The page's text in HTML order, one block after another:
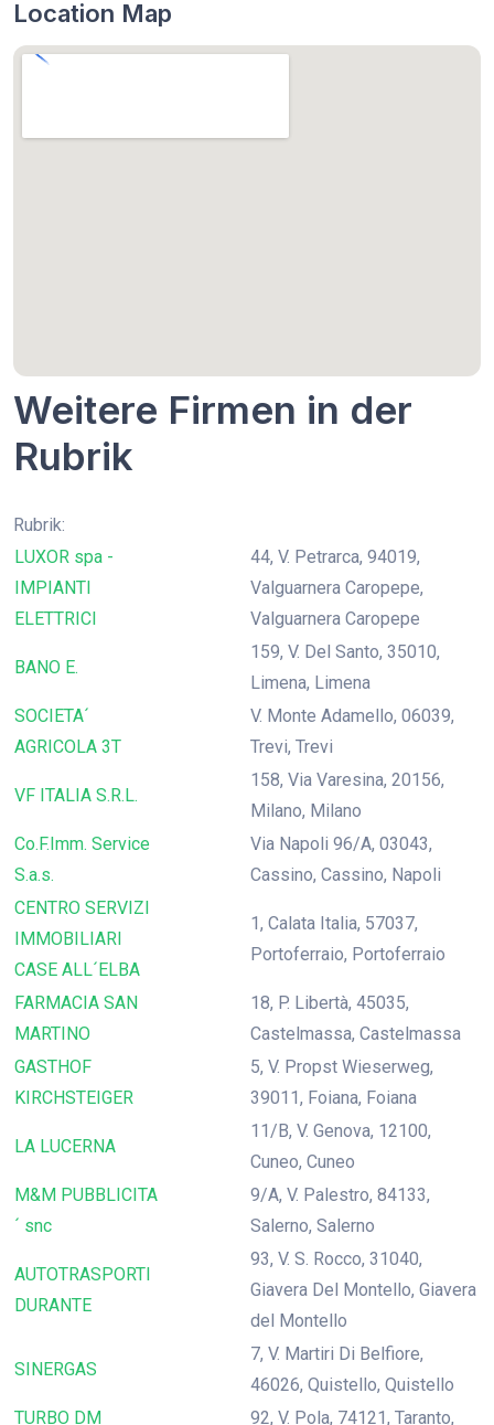
Location Map
Weitere Firmen in der
Rubrik
Rubrik:
LUXOR spa -
IMPIANTI
ELETTRICI
44, V. Petrarca, 94019,
Valguarnera Caropepe,
Valguarnera Caropepe
BANO E.
159, V. Del Santo, 35010,
Limena, Limena
SOCIETA´
AGRICOLA 3T
V. Monte Adamello, 06039,
Trevi, Trevi
VF ITALIA S.R.L.
158, Via Varesina, 20156,
Milano, Milano
Co.F.Imm. Service
S.a.s.
Via Napoli 96/A, 03043,
Cassino, Cassino, Napoli
CENTRO SERVIZI
IMMOBILIARI
CASE ALL´ELBA
1, Calata Italia, 57037,
Portoferraio, Portoferraio
FARMACIA SAN
MARTINO
18, P. Libertà, 45035,
Castelmassa, Castelmassa
GASTHOF
KIRCHSTEIGER
5, V. Propst Wieserweg,
39011, Foiana, Foiana
LA LUCERNA
11/B, V. Genova, 12100,
Cuneo, Cuneo
M&M PUBBLICITA
´ snc
9/A, V. Palestro, 84133,
Salerno, Salerno
AUTOTRASPORTI
DURANTE
93, V. S. Rocco, 31040,
Giavera Del Montello, Giavera
del Montello
SINERGAS
7, V. Martiri Di Belfiore,
46026, Quistello, Quistello
TURBO DM
92, V. Pola, 74121, Taranto,